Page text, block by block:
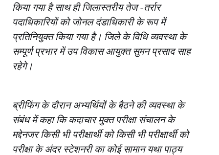
किया गया है साथ ही जिलास्तरीय तेज -तर्रार
पदाधिकारियों को जोनल दंडाधिकारी के रूप में
प्रतिनियुक्त किया गया है। जिले के विधि व्यवस्था के
सम्पूर्ण प्रभार में उप विकास आयुक्त सुमन प्रसाद साह
रहेगे।
ब्रीफिंग के दौरान अभ्यर्थियों के बैठने की व्यवस्था के
संबंध में कहा कि कदाचार मुक्त परीक्षा संचालन के
मद्देनजर किसी भी परीक्षार्थी को किसी भी परीक्षार्थी को
परीक्षा के अंदर स्टेशनरी का कोई सामान यथा पाठ्य